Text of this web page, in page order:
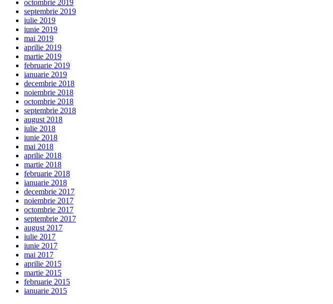
octombrie 2019
septembrie 2019
iulie 2019
iunie 2019
mai 2019
aprilie 2019
martie 2019
februarie 2019
ianuarie 2019
decembrie 2018
noiembrie 2018
octombrie 2018
septembrie 2018
august 2018
iulie 2018
iunie 2018
mai 2018
aprilie 2018
martie 2018
februarie 2018
ianuarie 2018
decembrie 2017
noiembrie 2017
octombrie 2017
septembrie 2017
august 2017
iulie 2017
iunie 2017
mai 2017
aprilie 2015
martie 2015
februarie 2015
ianuarie 2015